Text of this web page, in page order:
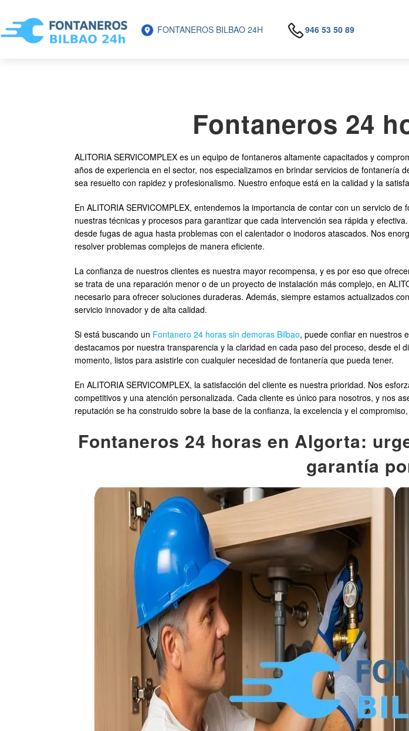
FONTANEROS BILBAO 24H 946 53 50 89
Fontaneros 24
ALITORIA SERVICOMPLEX es un equipo de fontaneros altamente capacitados y
años de experiencia en el sector, nos especializamos en brindar servicios de
sea resuelto con rapidez y profesionalismo. Nuestro enfoque está en la calidad y la
En ALITORIA SERVICOMPLEX, entendemos la importancia de contar con un servicio
nuestras técnicas y procesos para garantizar que cada intervención sea rápida y
desde fugas de agua hasta problemas con el calentador o inodoros atascados. Nos
resolver problemas complejos de manera eficiente.
La confianza de nuestros clientes es nuestra mayor recompensa, y es por eso que
se trata de una reparación menor o de un proyecto de instalación más complejo, en
necesario para ofrecer soluciones duraderas. Además, siempre estamos actualizados
servicio innovador y de alta calidad.
Si está buscando un Fontanero 24 horas sin demoras Bilbao, puede confiar en nuestros
destacamos por nuestra transparencia y la claridad en cada paso del proceso, desde el
momento, listos para asistirle con cualquier necesidad de fontanería que pueda tener.
En ALITORIA SERVICOMPLEX, la satisfacción del cliente es nuestra prioridad. Nos
competitivos y una atención personalizada. Cada cliente es único para nosotros, y nos
reputación se ha construido sobre la base de la confianza, la excelencia y el
Fontaneros 24 horas en Algorta:
garantía